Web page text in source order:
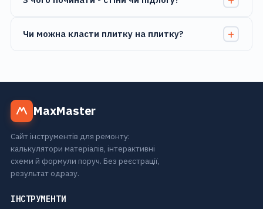
Чи можна класти плитку на плитку?
MaxMaster
Сайт інструментів для ремонту:
калькулятори матеріалів, інтерактивні
схеми й формули поруч. Без реєстрації,
результат одразу.
ІНСТРУМЕНТИ